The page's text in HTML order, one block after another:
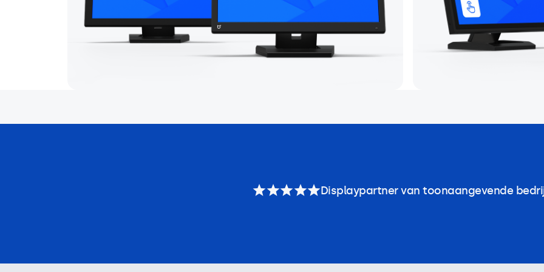
Displaypartner van toonaangevende